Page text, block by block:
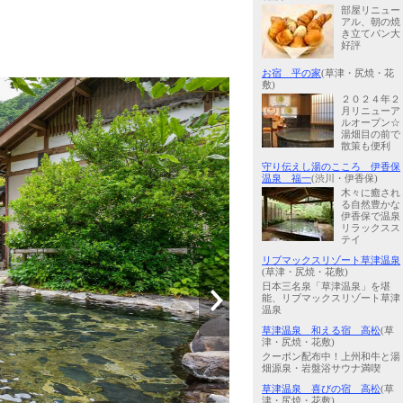
部屋リニュー
アル、朝の焼
き立てパン大
好評
お宿 平の家(草津・尻焼・花
敷)
２０２４年２
月リニューア
ルオープン☆
湯畑目の前で
散策も便利
守り伝えし湯のこころ 伊香保
温泉 福一(渋川・伊香保)
木々に癒され
る自然豊かな
伊香保で温泉
リラックスス
テイ
リブマックスリゾート草津温泉
(草津・尻焼・花敷)
日本三名泉「草津温泉」を堪
能、リブマックスリゾート草津
温泉
草津温泉 和える宿 高松(草
津・尻焼・花敷)
クーポン配布中！上州和牛と湯
畑源泉・岩盤浴サウナ満喫
草津温泉 喜びの宿 高松(草
津・尻焼・花敷)